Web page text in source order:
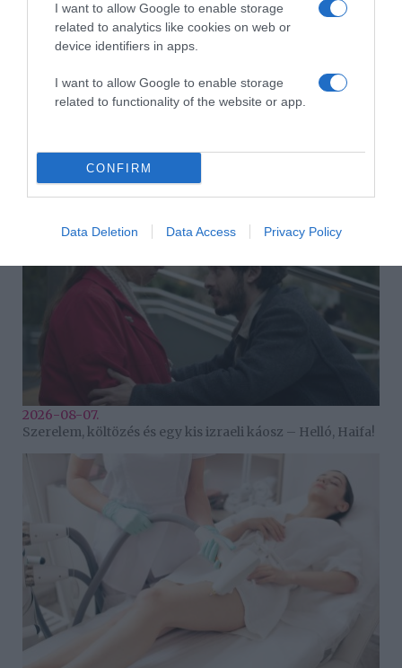
I want to allow Google to enable storage
related to analytics like cookies on web or
device identifiers in apps.
I want to allow Google to enable storage
related to functionality of the website or app.
CONFIRM
Data Deletion Data Access Privacy Policy
Címkék: koncert,programajánló,Kovács Kati
MVM Dome,GAG Management
Korábbi bejegyzések Következő bejegyzés
HASONLÓ BEJEGYZÉSEK
2026-08-07.
Szerelem, költözés és egy kis izraeli káosz – Helló, Haifa!